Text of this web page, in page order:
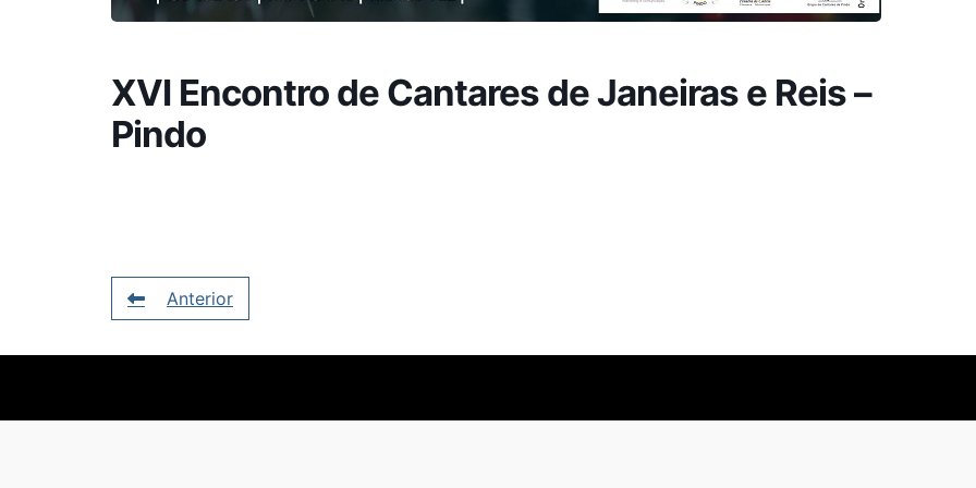
XVI Encontro de Cantares de Janeiras e Reis –
Pindo
Anterior